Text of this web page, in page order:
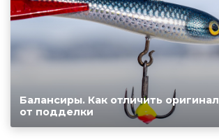
Балансиры. Как отличить оригинал
от подделки